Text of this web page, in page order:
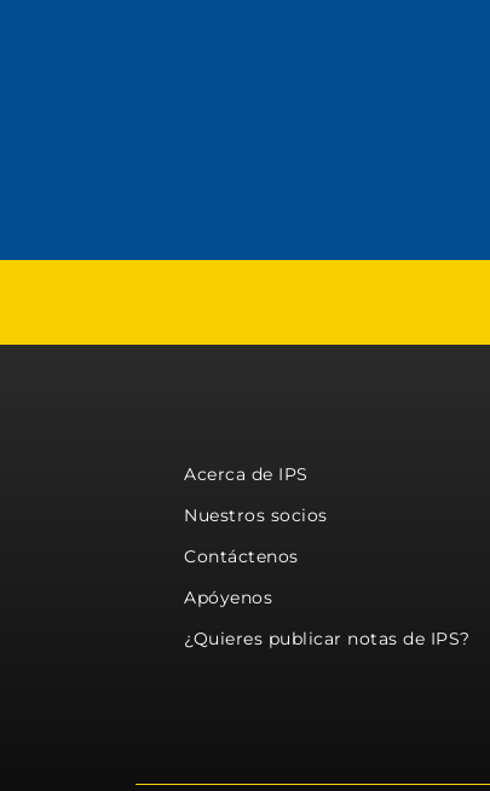
Acerca de IPS
Nuestros socios
Contáctenos
Apóyenos
¿Quieres publicar notas de IPS?